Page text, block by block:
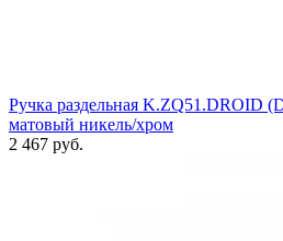
Ручка раздельная K.ZQ51.DROID
матовый никель/хром
2 467 руб.